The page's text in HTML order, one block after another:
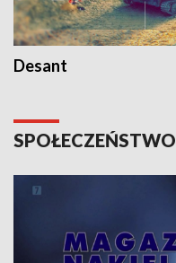
Desant
SPOŁECZEŃSTWO